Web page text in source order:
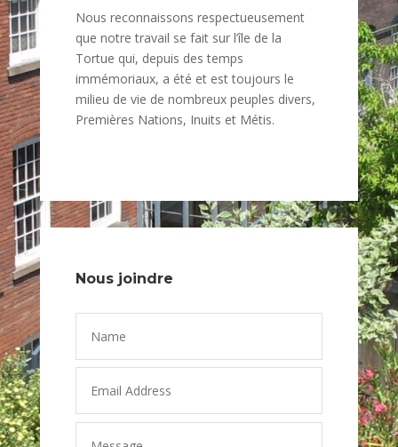
Nous reconnaissons respectueusement
que notre travail se fait sur l’île de la
Tortue qui, depuis des temps
immémoriaux, a été et est toujours le
milieu de vie de nombreux peuples divers,
Premières Nations, Inuits et Métis.
Nous joindre